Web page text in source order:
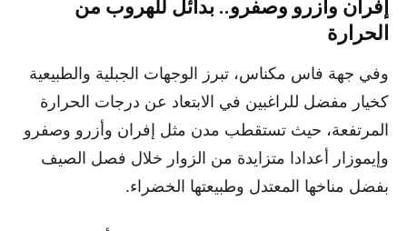
إفران وأزرو وصفرو.. بدائل للهروب من
الحرارة
وفي جهة فاس مكناس، تبرز الوجهات الجبلية والطبيعية
كخيار مفضل للراغبين في الابتعاد عن درجات الحرارة
المرتفعة، حيث تستقطب مدن مثل إفران وأزرو وصفرو
وإيموزار أعدادا متزايدة من الزوار خلال فصل الصيف
بفضل مناخها المعتدل وطبيعتها الخضراء.